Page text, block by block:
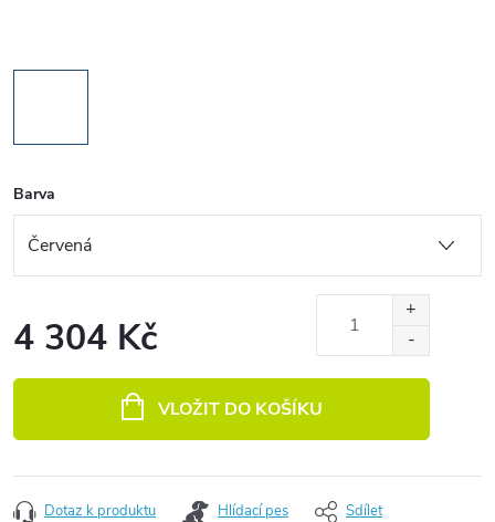
Barva
4 304 Kč
VLOŽIT DO KOŠÍKU
Dotaz k produktu Hlídací pes Sdílet